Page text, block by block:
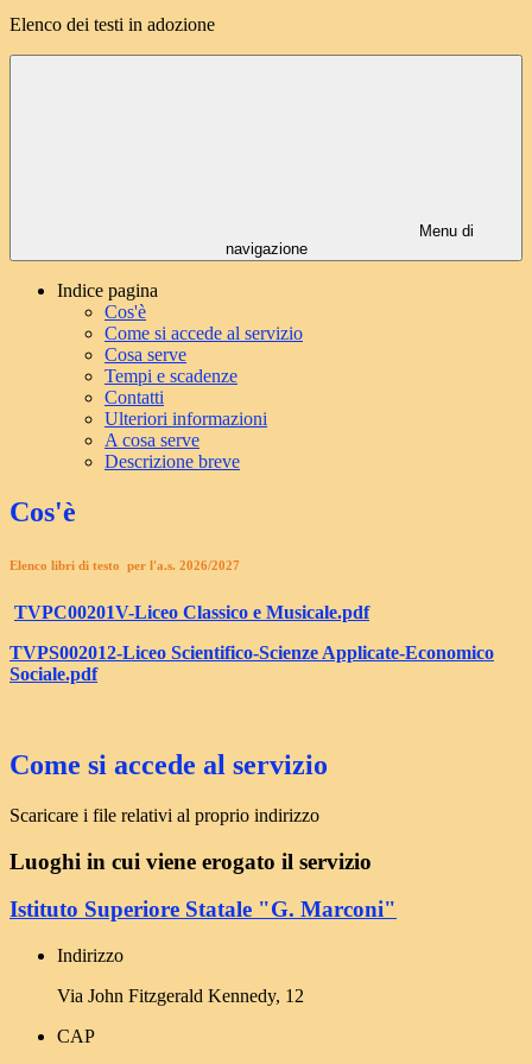
Elenco dei testi in adozione
Menu di
navigazione
Indice pagina
Cos'è
Come si accede al servizio
Cosa serve
Tempi e scadenze
Contatti
Ulteriori informazioni
A cosa serve
Descrizione breve
Cos'è
Elenco libri di testo per l'a.s. 2026/2027
TVPC00201V-Liceo Classico e Musicale.pdf
TVPS002012-Liceo Scientifico-Scienze Applicate-Economico
Sociale.pdf
Come si accede al servizio
Scaricare i file relativi al proprio indirizzo
Luoghi in cui viene erogato il servizio
Istituto Superiore Statale "G. Marconi"
Indirizzo
Via John Fitzgerald Kennedy, 12
CAP